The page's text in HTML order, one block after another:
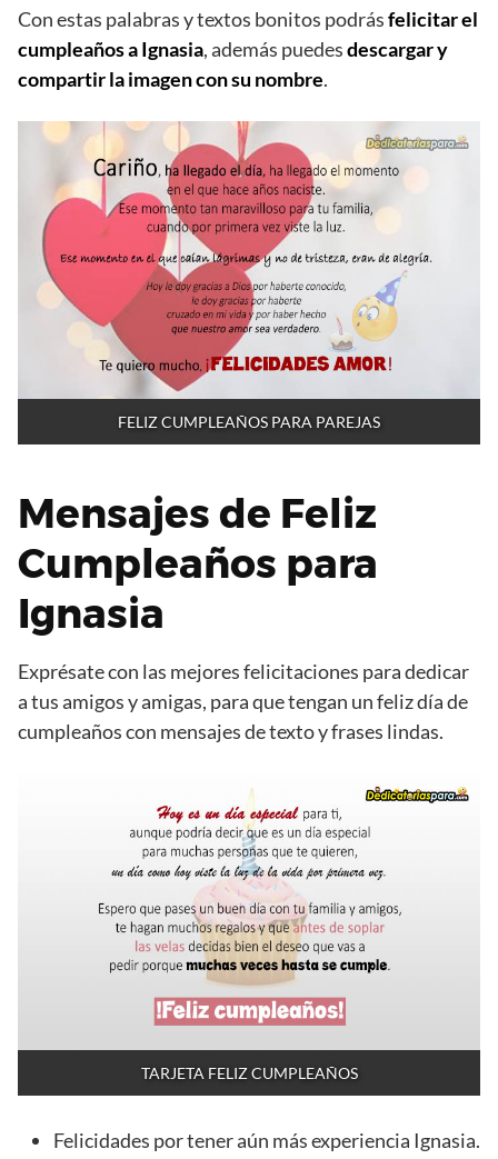
Con estas palabras y textos bonitos podrásfelicitar el
cumpleaños a Ignasia, además puedesdescargar y
compartir la imagen con su nombre.
FELIZ CUMPLEAÑOS PARA PAREJAS
Mensajes de Feliz
Cumpleaños para
Ignasia
Exprésate con las mejores felicitaciones para dedicar
a tus amigos y amigas, para que tengan un feliz día de
cumpleaños con mensajes de texto y frases lindas.
TARJETA FELIZ CUMPLEAÑOS
Felicidades por tener aún más experiencia Ignasia.